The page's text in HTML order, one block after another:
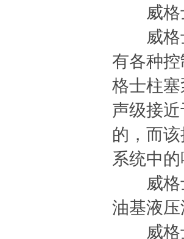
威格
威格士
有各种
格士柱
声级接
的，而
系统中
威格士
油基液
威格士